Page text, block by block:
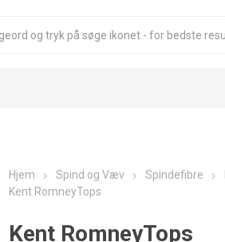
Hjem Spind og Væv Spindefibre
Kent RomneyTops
Kent RomneyTops